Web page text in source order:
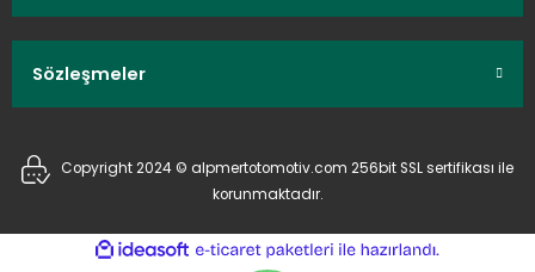
Sözleşmeler
Copyright 2024 © alpmertotomotiv.com 256bit SSL sertifikası ile
korunmaktadır.
ideasoft
e-